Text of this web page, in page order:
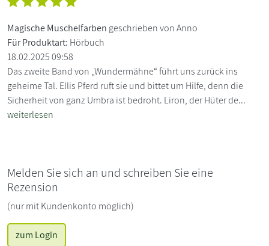
Magische Muschelfarben geschrieben von Anno
Für Produktart: Hörbuch
18.02.2025 09:58
Das zweite Band von „Wundermähne“ führt uns zurück ins
geheime Tal. Ellis Pferd ruft sie und bittet um Hilfe, denn die
Sicherheit von ganz Umbra ist bedroht. Liron, der Hüter de...
weiterlesen
Melden Sie sich an und schreiben Sie eine
Rezension
(nur mit Kundenkonto möglich)
zum Login